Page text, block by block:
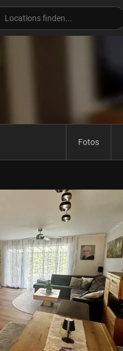
Fotos